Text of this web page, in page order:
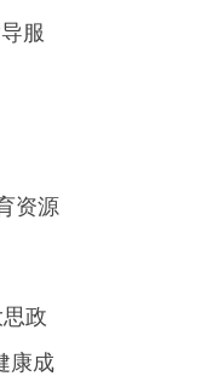
服
资源
政
康成